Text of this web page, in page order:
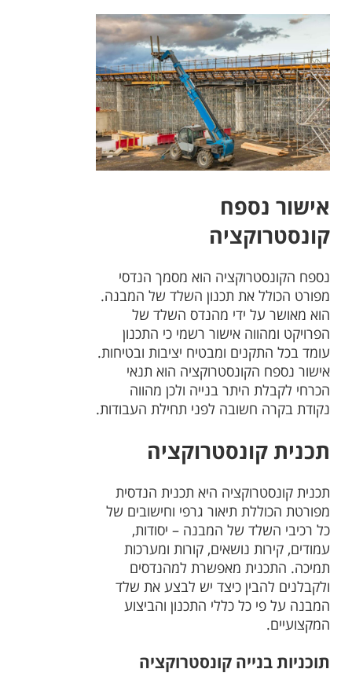
אישור נספח
קונסטרוקציה
נספח הקונסטרוקציה הוא מסמך הנדסי
מפורט הכולל את תכנון השלד של המבנה.
הוא מאושר על ידי מהנדס השלד של
הפרויקט ומהווה אישור רשמי כי התכנון
עומד בכל התקנים ומבטיח יציבות ובטיחות.
אישור נספח הקונסטרוקציה הוא תנאי
הכרחי לקבלת היתר בנייה ולכן מהווה
נקודת בקרה חשובה לפני תחילת העבודות.
תכנית קונסטרוקציה
תכנית קונסטרוקציה היא תכנית הנדסית
מפורטת הכוללת תיאור גרפי וחישובים של
כל רכיבי השלד של המבנה – יסודות,
עמודים, קירות נושאים, קורות ומערכות
תמיכה. התכנית מאפשרת למהנדסים
ולקבלנים להבין כיצד יש לבצע את שלד
המבנה על פי כל כללי התכנון והביצוע
המקצועיים.
תוכניות בנייה קונסטרוקציה